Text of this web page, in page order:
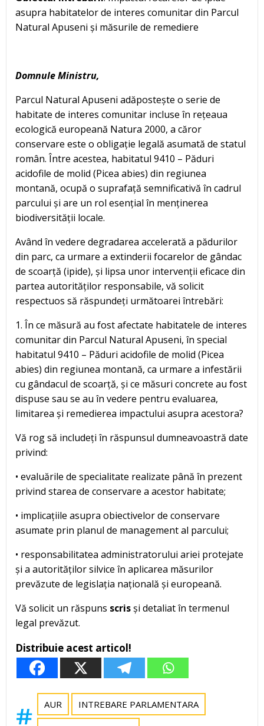
asupra habitatelor de interes comunitar din Parcul
Natural Apuseni și măsurile de remediere
Domnule Ministru,
Parcul Natural Apuseni adăpostește o serie de
habitate de interes comunitar incluse în rețeaua
ecologică europeană Natura 2000, a căror
conservare este o obligație legală asumată de statul
român. Între acestea, habitatul 9410 – Păduri
acidofile de molid (Picea abies) din regiunea
montană, ocupă o suprafață semnificativă în cadrul
parcului și are un rol esențial în menținerea
biodiversității locale.
Având în vedere degradarea accelerată a pădurilor
din parc, ca urmare a extinderii focarelor de gândac
de scoarță (ipide), și lipsa unor intervenții eficace din
partea autorităților responsabile, vă solicit
respectuos să răspundeți următoarei întrebări:
1. În ce măsură au fost afectate habitatele de interes
comunitar din Parcul Natural Apuseni, în special
habitatul 9410 – Păduri acidofile de molid (Picea
abies) din regiunea montană, ca urmare a infestării
cu gândacul de scoarță, și ce măsuri concrete au fost
dispuse sau se au în vedere pentru evaluarea,
limitarea și remedierea impactului asupra acestora?
Vă rog să includeți în răspunsul dumneavoastră date
privind:
• evaluările de specialitate realizate până în prezent
privind starea de conservare a acestor habitate;
• implicațiile asupra obiectivelor de conservare
asumate prin planul de management al parcului;
• responsabilitatea administratorului ariei protejate
și a autorităților silvice în aplicarea măsurilor
prevăzute de legislația națională și europeană.
Vă solicit un răspuns scrisși detaliat în termenul
legal prevăzut.
Distribuie acest articol!
AUR INTREBARE PARLAMENTARA